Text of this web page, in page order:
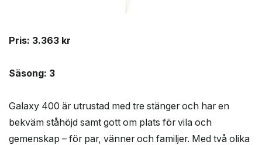
Pris: 3.363 kr
Säsong: 3
Galaxy 400 är utrustad med tre stänger och har en
bekväm ståhöjd samt gott om plats för vila och
gemenskap – för par, vänner och familjer. Med två olika